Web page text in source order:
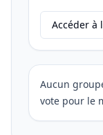
Accéder à
Aucun
vote pour le